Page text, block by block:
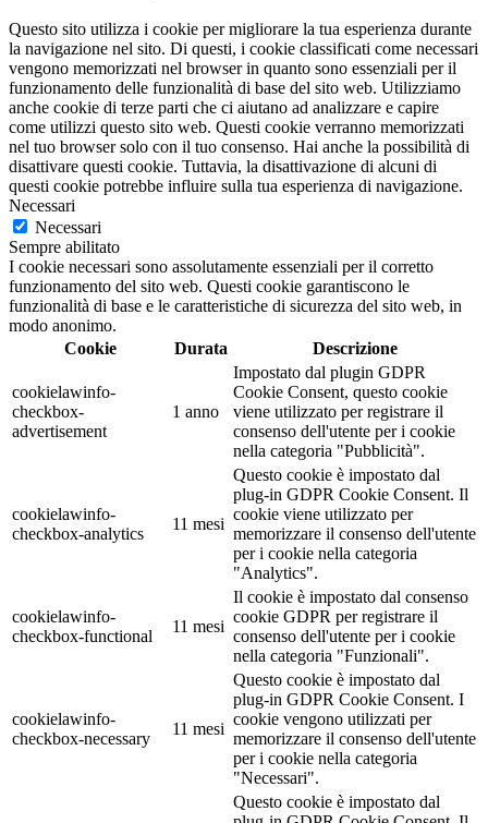
Questo sito utilizza i cookie per migliorare la tua esperienza durante
la navigazione nel sito. Di questi, i cookie classificati come necessari
vengono memorizzati nel browser in quanto sono essenziali per il
funzionamento delle funzionalità di base del sito web. Utilizziamo
anche cookie di terze parti che ci aiutano ad analizzare e capire
come utilizzi questo sito web. Questi cookie verranno memorizzati
nel tuo browser solo con il tuo consenso. Hai anche la possibilità di
disattivare questi cookie. Tuttavia, la disattivazione di alcuni di
questi cookie potrebbe influire sulla tua esperienza di navigazione.
Necessari
Necessari
Sempre abilitato
I cookie necessari sono assolutamente essenziali per il corretto
funzionamento del sito web. Questi cookie garantiscono le
funzionalità di base e le caratteristiche di sicurezza del sito web, in
modo anonimo.
Cookie
Durata Descrizione
cookielawinfo-
checkbox-
advertisement
1 anno
Impostato dal plugin GDPR
Cookie Consent, questo cookie
viene utilizzato per registrare il
consenso dell'utente per i cookie
nella categoria "Pubblicità".
cookielawinfo-
checkbox-analytics
11 mesi
Questo cookie è impostato dal
plug-in GDPR Cookie Consent. Il
cookie viene utilizzato per
memorizzare il consenso dell'utente
per i cookie nella categoria
"Analytics".
cookielawinfo-
checkbox-functional
11 mesi
Il cookie è impostato dal consenso
cookie GDPR per registrare il
consenso dell'utente per i cookie
nella categoria "Funzionali".
cookielawinfo-
checkbox-necessary
11 mesi
Questo cookie è impostato dal
plug-in GDPR Cookie Consent. I
cookie vengono utilizzati per
memorizzare il consenso dell'utente
per i cookie nella categoria
"Necessari".
Questo cookie è impostato dal